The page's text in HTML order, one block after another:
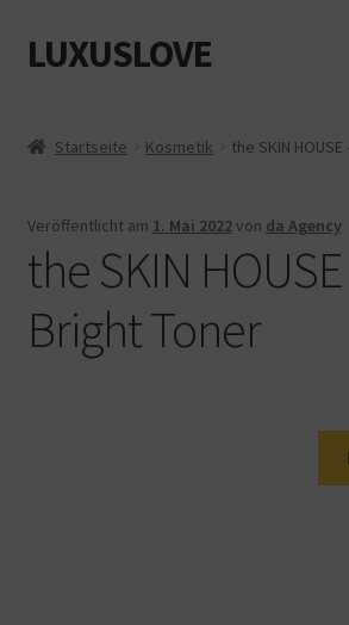
Zur
Navigation
Zum
Inhalt
LUXUSLOVE
Startseite Kosmetik the SKIN
Veröffentlicht am 1. Mai 2022von da Agency
the SKIN
Bright Toner